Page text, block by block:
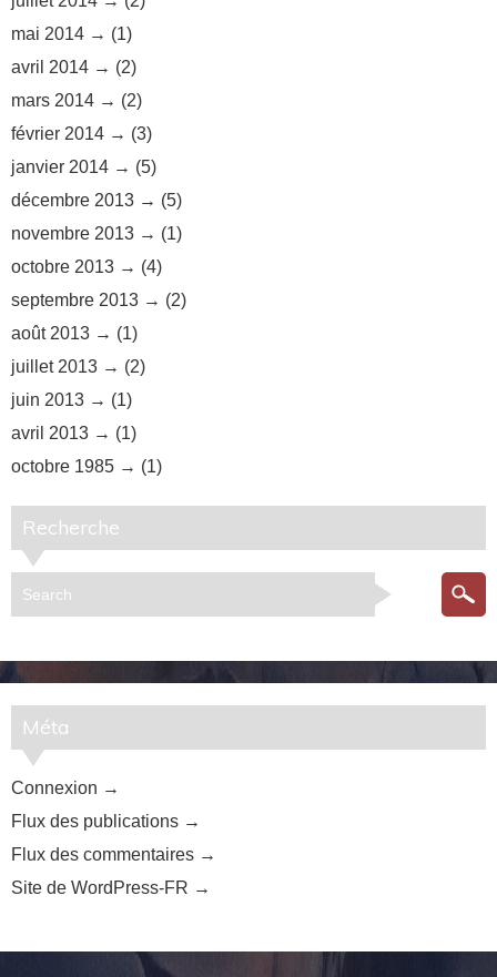
mai 2014
(1)
avril 2014
(2)
mars 2014
(2)
février 2014
(3)
janvier 2014
(5)
décembre 2013
(5)
novembre 2013
(1)
octobre 2013
(4)
septembre 2013
(2)
août 2013
(1)
juillet 2013
(2)
juin 2013
(1)
avril 2013
(1)
octobre 1985
(1)
Recherche
Méta
Connexion
Flux des publications
Flux des commentaires
Site de WordPress-FR